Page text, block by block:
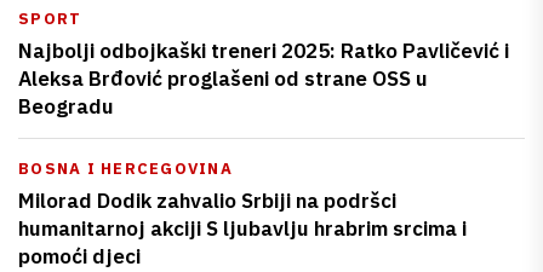
SPORT
Najbolji odbojkaški treneri 2025: Ratko Pavličević i
Aleksa Brđović proglašeni od strane OSS u
Beogradu
BOSNA I HERCEGOVINA
Milorad Dodik zahvalio Srbiji na podršci
humanitarnoj akciji S ljubavlju hrabrim srcima i
pomoći djeci